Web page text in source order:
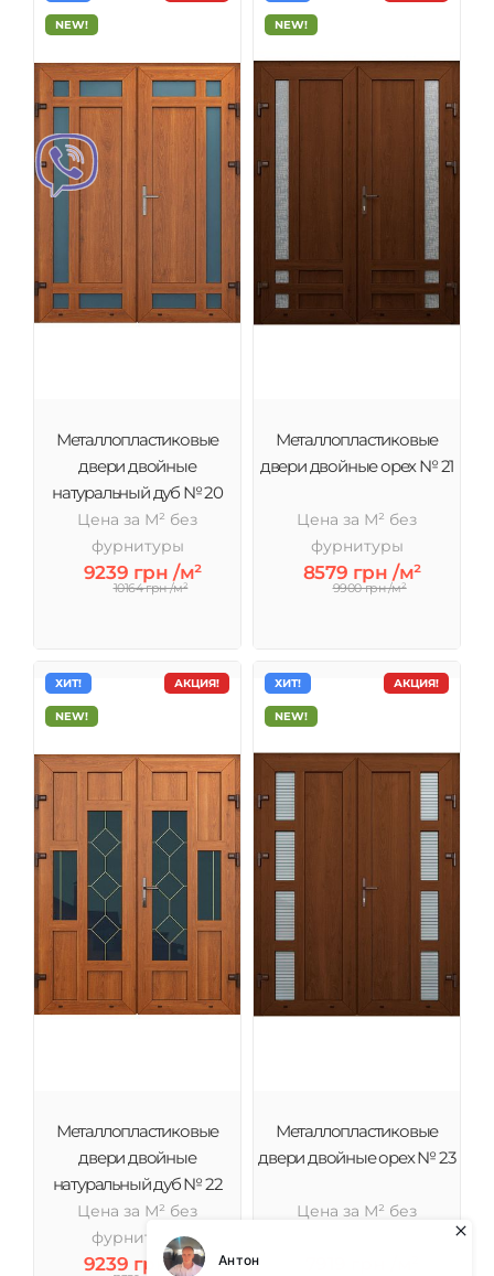
NEW!
Металлопластиковые
двери двойные
натуральный дуб № 20
Цена за М² без
фурнитуры
9239 грн /м²
10164 грн /м²
NEW!
Металлопластиковые
двери двойные орех № 21
Цена за М² без
фурнитуры
8579 грн /м²
9900 грн /м²
АКЦИЯ!
ХИТ!
NEW!
Металлопластиковые
двери двойные
натуральный дуб № 22
Цена за М² без
фурнитуры
9239 грн /м²
АКЦИЯ!
ХИТ!
NEW!
Металлопластиковые
двери двойные орех № 23
Цена за М² без